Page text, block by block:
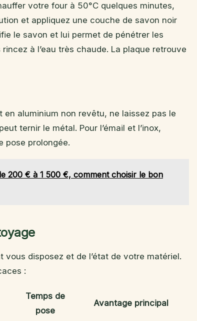
votre four à 50°C quelques minutes,
et appliquez une couche de savon noir
le savon et lui permet de pénétrer les
à l’eau très chaude. La plaque retrouve
aluminium non revêtu, ne laissez pas le
ternir le métal. Pour l’émail et l’inox,
pose prolongée.
200 € à 1 500 €, comment choisir le bon
disposez et de l’état de votre matériel.
:
Temps de
pose
Avantage principal